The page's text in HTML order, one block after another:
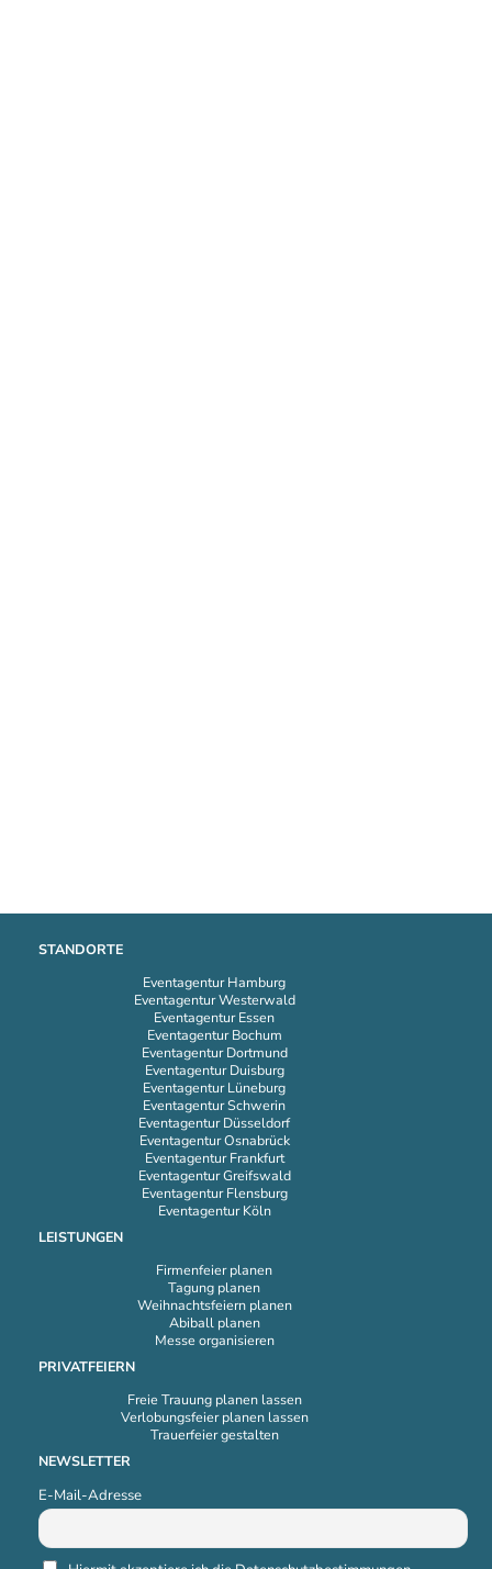
STANDORTE
Eventagentur Hamburg
Eventagentur Westerwald
Eventagentur Essen
Eventagentur Bochum
Eventagentur Dortmund
Eventagentur Duisburg
Eventagentur Lüneburg
Eventagentur Schwerin
Eventagentur Düsseldorf
Eventagentur Osnabrück
Eventagentur Frankfurt
Eventagentur Greifswald
Eventagentur Flensburg
Eventagentur Köln
LEISTUNGEN
Firmenfeier planen
Tagung planen
Weihnachtsfeiern planen
Abiball planen
Messe organisieren
PRIVATFEIERN
Freie Trauung planen lassen
Verlobungsfeier planen lassen
Trauerfeier gestalten
NEWSLETTER
E-Mail-Adresse